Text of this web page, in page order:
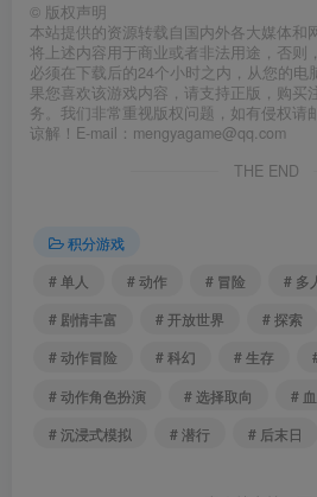
© 版权声明
本站提供的资源转载自国内外各大媒体和
将上述内容用于商业或者非法用途，否则
必须在下载后的24个小时之内，从您的电
果您喜欢该游戏内容，请支持正版，购买
务。我们非常重视版权问题，如有侵权请
谅解！E-mail：mengyagame@qq.com
THE END
积分游戏
# 单人
# 动作 # 冒险 # 多
# 剧情丰富
# 开放世界 # 探索
# 动作冒险
# 科幻 # 生存
# 动作角色扮演
# 选择取向 #
# 沉浸式模拟
# 潜行 # 后末日